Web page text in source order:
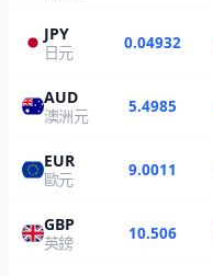
JPY
日元
0.04932
AUD
澳洲元
5.4985
EUR
歐元
9.0011
GBP
英鎊
10.506